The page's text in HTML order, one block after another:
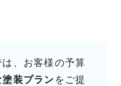
、お客様の予算
装プラン をご提